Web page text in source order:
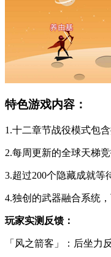
特色游戏内容：
1.十二章节战役模式包
2.每周更新的全球天梯
3.超过200个隐藏成就等
4.独创的武器融合系统
玩家实测反馈：
「风之箭客」：后坐力